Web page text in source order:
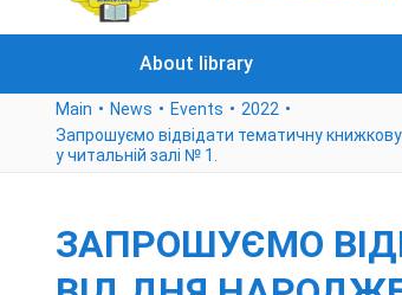
About library
Main News Events
2022
Запрошуємо відвідати тематичну
у читальній залі № 1.
ЗАПРОШУЄМО